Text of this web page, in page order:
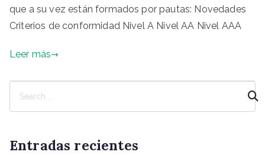
que a su vez están formados por pautas: Novedades​
Criterios de conformidad​ Nivel A​ Nivel AA​ Nivel AAA​
Leer más
a
Entradas recientes